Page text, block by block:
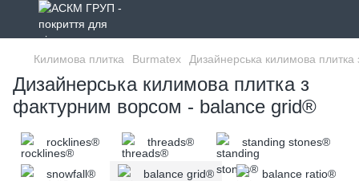
Килимова плитка Burmatex Дизайнерська килимова
Дизайнерська килимова плитка з
фактурним ворсом - balance grid®
rocklines® threads® standing stones®
snowfall® balance grid® balance ratio®